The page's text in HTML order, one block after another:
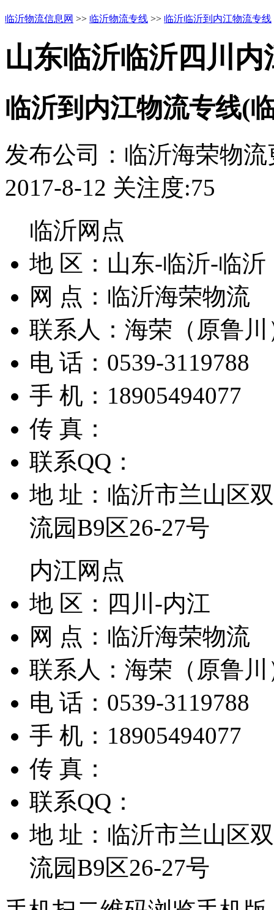
临沂物流信息网 >> 临沂物流专线 >> 临沂临沂到内江物流专线
山东临沂临沂四川内
临沂到内江物流专线(
发布公司：临沂海荣物流
2017-8-12 关注度:75
临沂网点
地 区： 山东-临沂-临沂
网 点： 临沂海荣物流
联系人： 海荣（原鲁
电 话： 0539-3119788
手 机： 18905494077
传 真：
联系QQ：
地 址： 临沂市兰山区
流园B9区26-27号
内江网点
地 区： 四川-内江
网 点： 临沂海荣物流
联系人： 海荣（原鲁
电 话： 0539-3119788
手 机： 18905494077
传 真：
联系QQ：
地 址： 临沂市兰山区
流园B9区26-27号